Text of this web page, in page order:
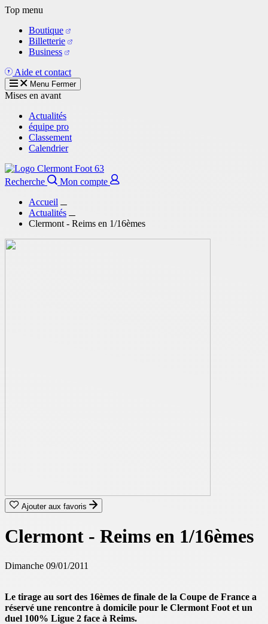
Aller
contenu
principal
Top menu
Boutique
Billetterie
Business
Aide et contact
Menu Fermer
Mises en avant
Actualités
équipe pro
Classement
Calendrier
Recherche
Mon compte
Accueil
Actualités
Clermont - Reims en 1/16èmes
Ajouter aux favoris
Clermont - Reims en 1/16èmes
Dimanche 09/01/2011
Le tirage au sort des 16èmes de finale de la Coupe de France a
réservé une rencontre à domicile pour le Clermont Foot et un
duel 100% Ligue 2 face à Reims.